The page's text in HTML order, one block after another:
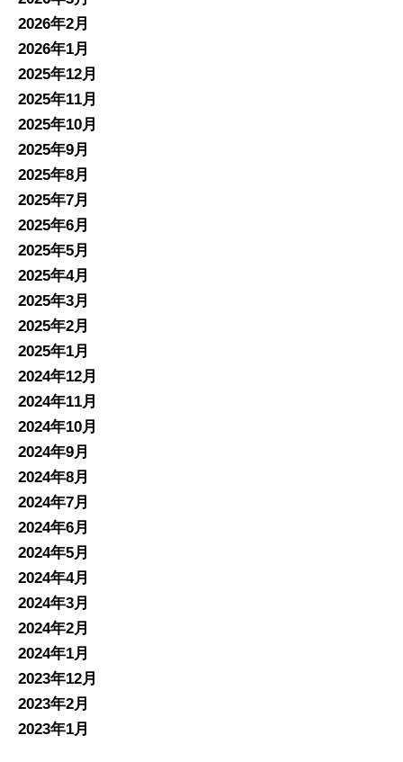
2026年2月
2026年1月
2025年12月
2025年11月
2025年10月
2025年9月
2025年8月
2025年7月
2025年6月
2025年5月
2025年4月
2025年3月
2025年2月
2025年1月
2024年12月
2024年11月
2024年10月
2024年9月
2024年8月
2024年7月
2024年6月
2024年5月
2024年4月
2024年3月
2024年2月
2024年1月
2023年12月
2023年2月
2023年1月